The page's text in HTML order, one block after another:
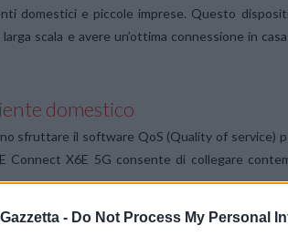
- Do Not Process My Personal
domestici e piccole imprese. Questo
scala e avere un’ottima connessione in
domestico
sfruttare il software QoS (Quality of service)
X6E 5G consente di collegare
imprese